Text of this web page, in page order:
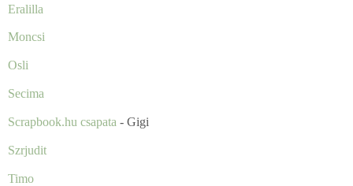
Eralilla
Moncsi
Osli
Secima
Scrapbook.hu csapata - Gigi
Szrjudit
Timo